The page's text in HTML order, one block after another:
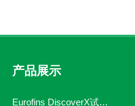
产品展示
Eurofins DiscoverX试剂盒供应